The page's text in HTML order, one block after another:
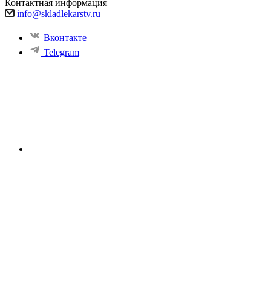
Контактная информация
info@skladlekarstv.ru
Вконтакте
Telegram